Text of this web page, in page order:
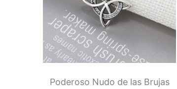
Poderoso Nudo de las Brujas